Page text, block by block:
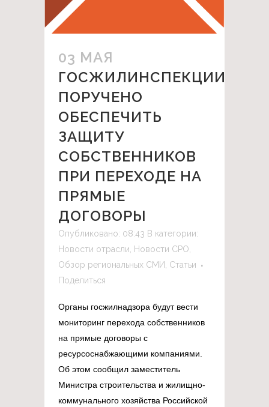
03 МАЯ
ГОСЖИЛИНСПЕКЦИИ
ПОРУЧЕНО
ОБЕСПЕЧИТЬ
ЗАЩИТУ
СОБСТВЕННИКОВ
ПРИ ПЕРЕХОДЕ НА
ПРЯМЫЕ
ДОГОВОРЫ
Опубликовано: 08:43 В категории:
Новости отрасли, Новости СРО,
Обзор региональных СМИ, Статьи
Поделиться
Органы госжилнадзора будут вести
мониторинг перехода собственников
на прямые договоры с
ресурсоснабжающими компаниями.
Об этом сообщил заместитель
Министра строительства и жилищно-
коммунального хозяйства Российской